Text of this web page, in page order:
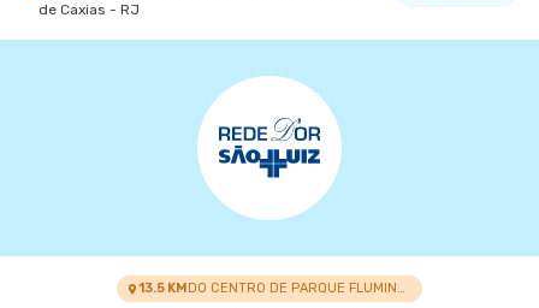
de Caxias - RJ
Centro Medico Norte D'Or- Unidade Cascadura
Rua Carolina Machado nr. 38 - Cascadura, Rio de
13.5 KM DO CENTRO DE PARQUE FLUMINENSE